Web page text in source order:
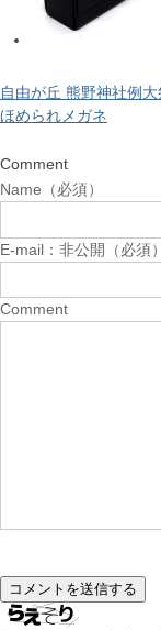
自由が丘 熊野神社例大
ほめられメガネ
Comment
Name（必須）
E-mail：非公開（必須）
Comment